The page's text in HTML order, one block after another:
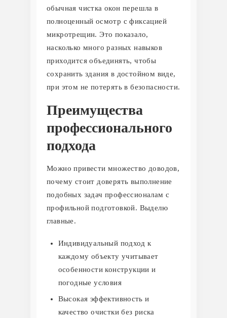
обычная чистка окон перешла в
полноценный осмотр с фиксацией
микротрещин. Это показало,
насколько много разных навыков
приходится объединять, чтобы
сохранить здания в достойном виде,
при этом не потерять в безопасности.
Преимущества
профессионального
подхода
Можно привести множество доводов,
почему стоит доверять выполнение
подобных задач профессионалам с
профильной подготовкой. Выделю
главные.
Индивидуальный подход к
каждому объекту учитывает
особенности конструкции и
погодные условия
Высокая эффективность и
качество очистки без риска